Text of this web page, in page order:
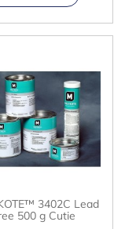
3402C Lead
500 g Cutie